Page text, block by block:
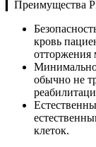
▎Преимущества
кровь
отторжения
обычно не
клеток.